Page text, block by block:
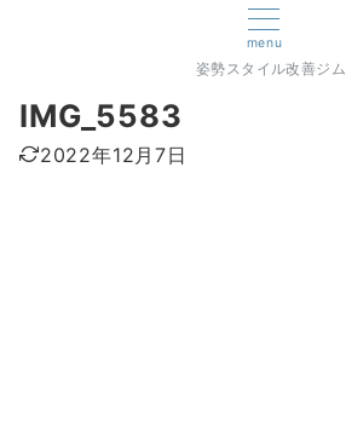
menu
姿勢スタイル改善ジム
IMG_5583
2022年12月7日